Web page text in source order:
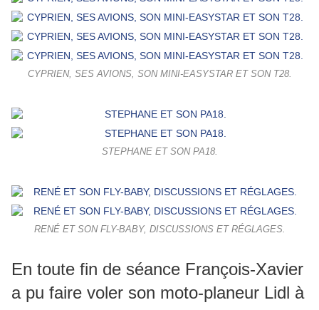
CYPRIEN, SES AVIONS, SON MINI-EASYSTAR ET SON T28.
STEPHANE ET SON PA18.
RENÉ ET SON FLY-BABY, DISCUSSIONS ET RÉGLAGES.
En toute fin de séance François-Xavier
a pu faire voler son moto-planeur Lidl à